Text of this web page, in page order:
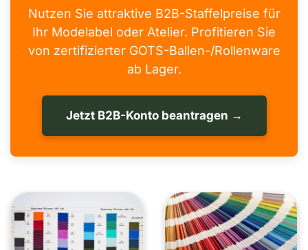
Nutzen Sie attraktive B2B-Staffelpreise für
Ihr Modelabel oder Atelier. Profitieren Sie
von zertifizierter GOTS-Ballen-/Rollenware
ab Lager.
Jetzt B2B-Konto beantragen →